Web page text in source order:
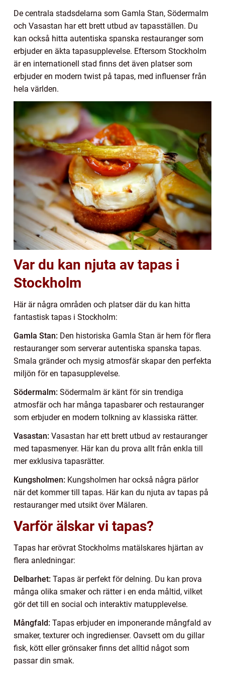
De centrala stadsdelarna som Gamla Stan, Södermalm
och Vasastan har ett brett utbud av tapasställen. Du
kan också hitta autentiska spanska restauranger som
erbjuder en äkta tapasupplevelse. Eftersom Stockholm
är en internationell stad finns det även platser som
erbjuder en modern twist på tapas, med influenser från
hela världen.
Var du kan njuta av tapas i
Stockholm
Här är några områden och platser där du kan hitta
fantastisk tapas i Stockholm:
Gamla Stan: Den historiska Gamla Stan är hem för flera
restauranger som serverar autentiska spanska tapas.
Smala gränder och mysig atmosfär skapar den perfekta
miljön för en tapasupplevelse.
Södermalm: Södermalm är känt för sin trendiga
atmosfär och har många tapasbarer och restauranger
som erbjuder en modern tolkning av klassiska rätter.
Vasastan: Vasastan har ett brett utbud av restauranger
med tapasmenyer. Här kan du prova allt från enkla till
mer exklusiva tapasrätter.
Kungsholmen: Kungsholmen har också några pärlor
när det kommer till tapas. Här kan du njuta av tapas på
restauranger med utsikt över Mälaren.
Varför älskar vi tapas?
Tapas har erövrat Stockholms matälskares hjärtan av
flera anledningar:
Delbarhet: Tapas är perfekt för delning. Du kan prova
många olika smaker och rätter i en enda måltid, vilket
gör det till en social och interaktiv matupplevelse.
Mångfald: Tapas erbjuder en imponerande mångfald av
smaker, texturer och ingredienser. Oavsett om du gillar
fisk, kött eller grönsaker finns det alltid något som
passar din smak.